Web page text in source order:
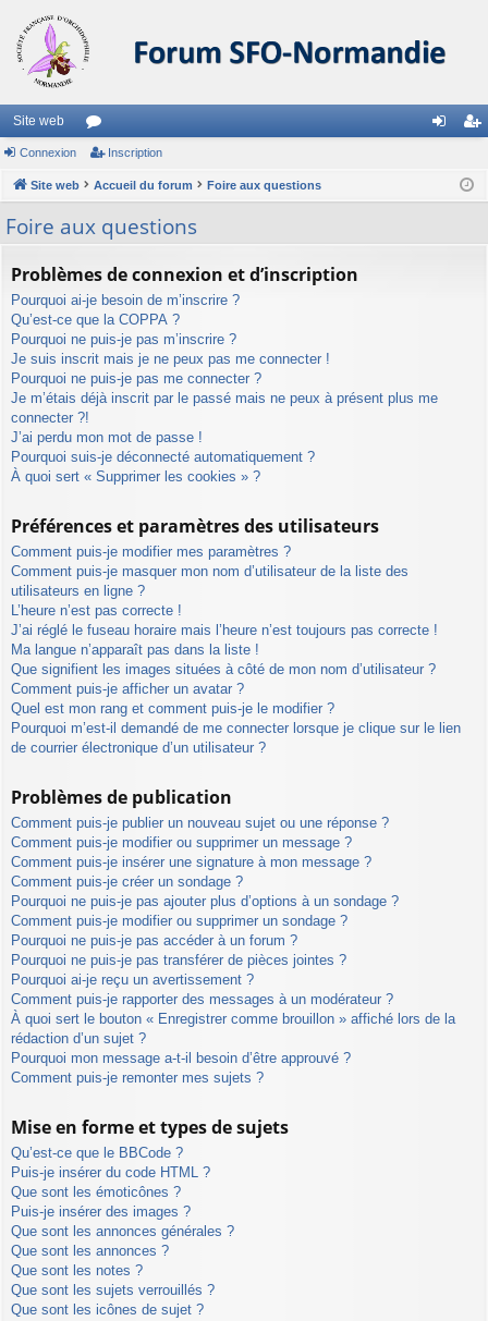
Site web
or
u cri
Connexion Inscription
Site web Accueil du forum Foire aux questions
Foire aux questions
Problèmes de connexion et d’inscription
Pourquoi ai-je besoin de m’inscrire ?
Qu’est-ce que la COPPA ?
Pourquoi ne puis-je pas m’inscrire ?
Je suis inscrit mais je ne peux pas me connecter !
Pourquoi ne puis-je pas me connecter ?
Je m’étais déjà inscrit par le passé mais ne peux à présent plus me
connecter ?!
J’ai perdu mon mot de passe !
Pourquoi suis-je déconnecté automatiquement ?
À quoi sert « Supprimer les cookies » ?
Préférences et paramètres des utilisateurs
Comment puis-je modifier mes paramètres ?
Comment puis-je masquer mon nom d’utilisateur de la liste des
utilisateurs en ligne ?
L’heure n’est pas correcte !
J’ai réglé le fuseau horaire mais l’heure n’est toujours pas correcte !
Ma langue n’apparaît pas dans la liste !
Que signifient les images situées à côté de mon nom d’utilisateur ?
Comment puis-je afficher un avatar ?
Quel est mon rang et comment puis-je le modifier ?
Pourquoi m’est-il demandé de me connecter lorsque je clique sur le lien
de courrier électronique d’un utilisateur ?
Problèmes de publication
Comment puis-je publier un nouveau sujet ou une réponse ?
Comment puis-je modifier ou supprimer un message ?
Comment puis-je insérer une signature à mon message ?
Comment puis-je créer un sondage ?
Pourquoi ne puis-je pas ajouter plus d’options à un sondage ?
Comment puis-je modifier ou supprimer un sondage ?
Pourquoi ne puis-je pas accéder à un forum ?
Pourquoi ne puis-je pas transférer de pièces jointes ?
Pourquoi ai-je reçu un avertissement ?
Comment puis-je rapporter des messages à un modérateur ?
À quoi sert le bouton « Enregistrer comme brouillon » affiché lors de la
rédaction d’un sujet ?
Pourquoi mon message a-t-il besoin d’être approuvé ?
Comment puis-je remonter mes sujets ?
Mise en forme et types de sujets
Qu’est-ce que le BBCode ?
Puis-je insérer du code HTML ?
Que sont les émoticônes ?
Puis-je insérer des images ?
Que sont les annonces générales ?
Que sont les annonces ?
Que sont les notes ?
Que sont les sujets verrouillés ?
Que sont les icônes de sujet ?